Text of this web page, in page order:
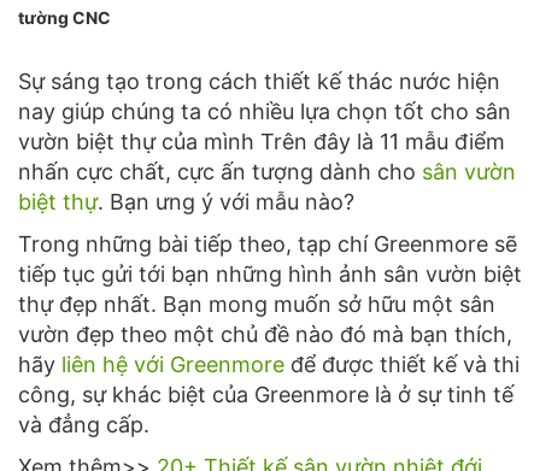
tường CNC
Sự sáng tạo trong cách thiết kế thác nước hiện
nay giúp chúng ta có nhiều lựa chọn tốt cho sân
vườn biệt thự của mình Trên đây là 11 mẫu điểm
nhấn cực chất, cực ấn tượng dành cho sân vườn
biệt thự. Bạn ưng ý với mẫu nào?
Trong những bài tiếp theo, tạp chí Greenmore sẽ
tiếp tục gửi tới bạn những hình ảnh sân vườn biệt
thự đẹp nhất. Bạn mong muốn sở hữu một sân
vườn đẹp theo một chủ đề nào đó mà bạn thích,
hãy liên hệ với Greenmore để được thiết kế và thi
công, sự khác biệt của Greenmore là ở sự tinh tế
và đẳng cấp.